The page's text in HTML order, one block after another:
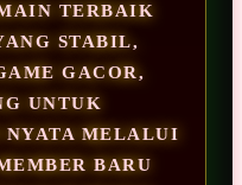
TERBAIK
STABIL,
GACOR,
UNTUK
NYATA MELALUI
BARU